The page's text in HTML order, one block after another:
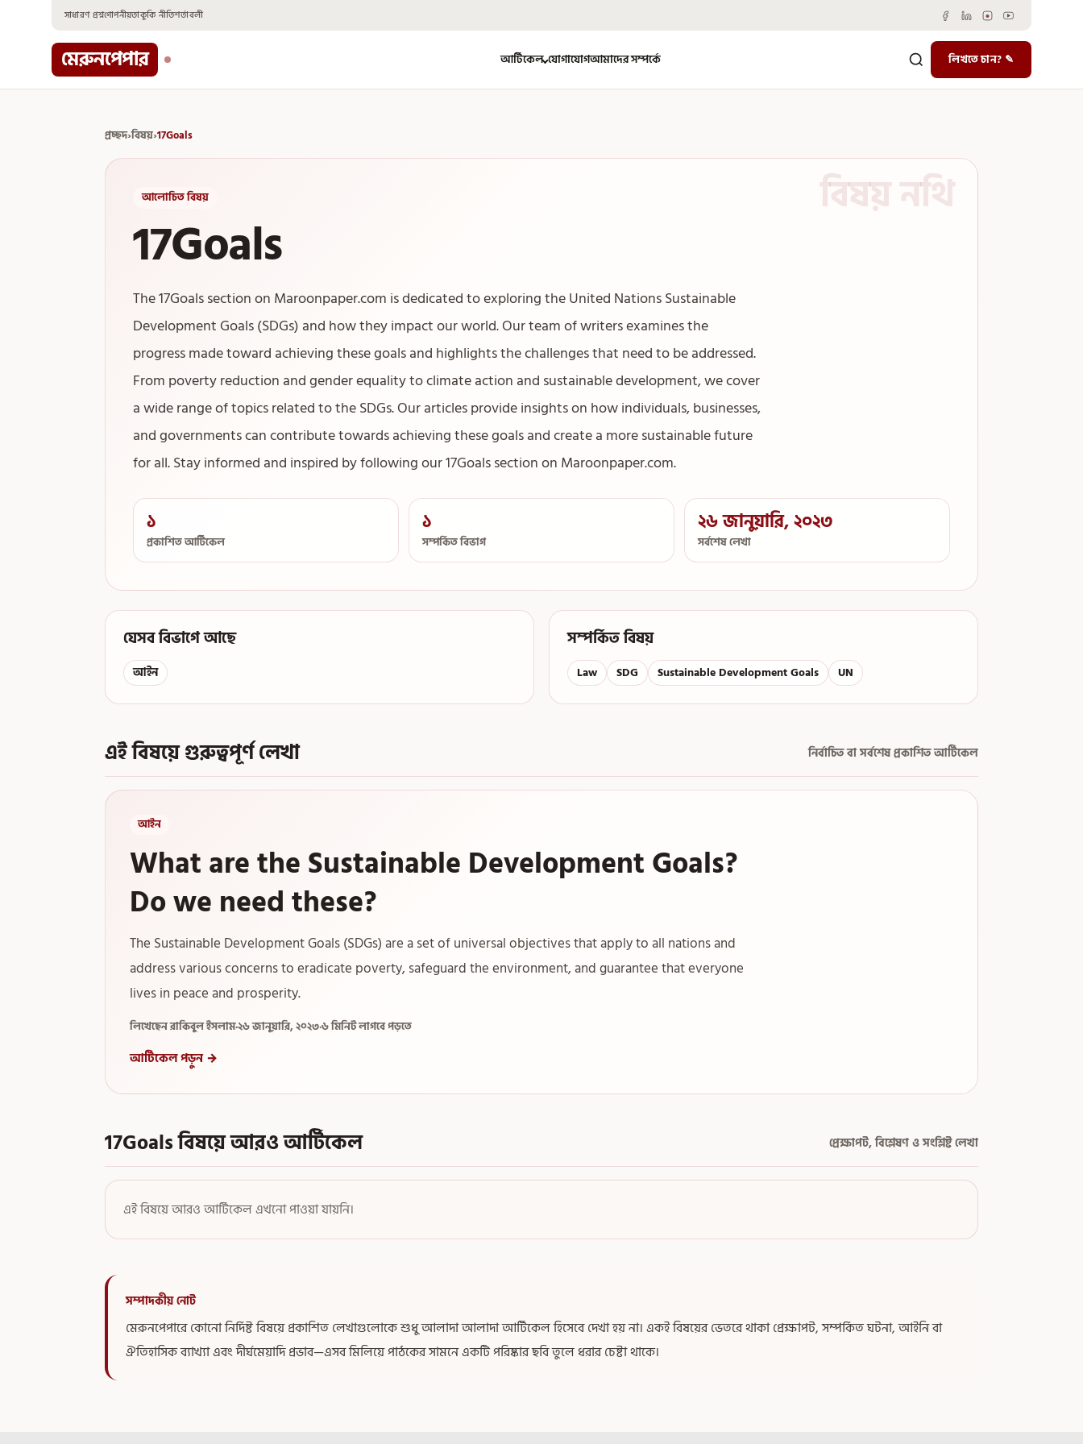
সাধারণ প্রশ্নগোপনীয়তাকুকি নীতিশর্তাবলী
মেরুনপেপার আর্টিকেল যোগাযোগআমাদের সম্পর্কে লিখতে চান? ✎
প্রচ্ছদ›বিষয়›17Goals
আলোচিত বিষয়
17Goals
The 17Goals section on Maroonpaper.com is dedicated to exploring the United Nations Sustainable
Development Goals (SDGs) and how they impact our world. Our team of writers examines the
progress made toward achieving these goals and highlights the challenges that need to be addressed.
From poverty reduction and gender equality to climate action and sustainable development, we cover
a wide range of topics related to the SDGs. Our articles provide insights on how individuals, businesses,
and governments can contribute towards achieving these goals and create a more sustainable future
for all. Stay informed and inspired by following our 17Goals section on Maroonpaper.com.
১
প্রকাশিত আর্টিকেল
১
সম্পর্কিত বিভাগ
২৬ জানুয়ারি, ২০২৩
সর্বশেষ লেখা
যেসব বিভাগে আছে
আইন
সম্পর্কিত বিষয়
Law SDG Sustainable Development Goals UN
এই বিষয়ে গুরুত্বপূর্ণ লেখা নির্বাচিত বা সর্বশেষ প্রকাশিত আর্টিকেল
আইন
What are the Sustainable Development Goals?
Do we need these?
The Sustainable Development Goals (SDGs) are a set of universal objectives that apply to all nations and
address various concerns to eradicate poverty, safeguard the environment, and guarantee that everyone
lives in peace and prosperity.
লিখেছেন রাকিবুল ইসলাম·২৬ জানুয়ারি, ২০২৩·৬ মিনিট লাগবে পড়তে
আর্টিকেল পড়ুন →
17Goals বিষয়ে আরও আর্টিকেল প্রেক্ষাপট, বিশ্লেষণ ও সংশ্লিষ্ট লেখা
এই বিষয়ে আরও আর্টিকেল এখনো পাওয়া যায়নি।
সম্পাদকীয় নোট
মেরুনপেপারে কোনো নির্দিষ্ট বিষয়ে প্রকাশিত লেখাগুলোকে শুধু আলাদা আলাদা আর্টিকেল হিসেবে দেখা হয় না। একই বিষয়ের ভেতরে থাকা প্রেক্ষাপট, সম্পর্কিত ঘটনা, আইনি বা
ঐতিহাসিক ব্যাখ্যা এবং দীর্ঘমেয়াদি প্রভাব—এসব মিলিয়ে পাঠকের সামনে একটি পরিষ্কার ছবি তুলে ধরার চেষ্টা থাকে।